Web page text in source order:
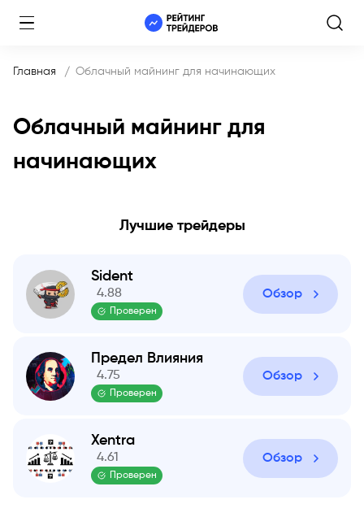
Главная Облачный майнинг для начинающих
Облачный майнинг для
начинающих
Лучшие трейдеры
Sident
4.88
Проверен
Обзор
Предел Влияния
4.75
Проверен
Обзор
Xentra
4.61
Проверен
Обзор